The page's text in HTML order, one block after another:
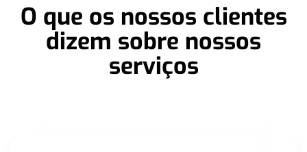
O que os nossos clientes
dizem sobre nossos
serviços